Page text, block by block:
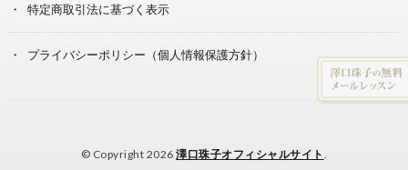
特定商取引法に基づく表示
プライバシーポリシー（個人情報保護方針）
© Copyright 2026澤口珠子オフィシャルサイト .